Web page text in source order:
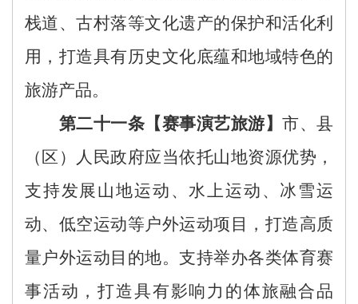
栈道、古村落等文化遗产的保护和活化利
用，打造具有历史文化底蕴和地域特色的
旅游产品。
第二十一条【赛事演艺旅游】市、县
（区）人民政府应当依托山地资源优势，
支持发展山地运动、水上运动、冰雪运
动、低空运动等户外运动项目，打造高质
量户外运动目的地。支持举办各类体育赛
事活动，打造具有影响力的体旅融合品